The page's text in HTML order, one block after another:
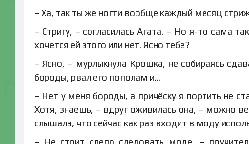
– Ха, так ты же ногти вообще каждый месяц
– Стригу, – согласилась Агата. – Но я-то сама
хочется ей этого или нет. Ясно тебе?
– Ясно, – мурлыкнула Крошка, не собираясь
бороды, рвал его пополам и…
– Нет у меня бороды, а причёску я портить не
Хотя, знаешь, – вдруг оживилась она, – можно
слышала, что сейчас как раз входит в моду
– Не стоит слепо следовать моде, –